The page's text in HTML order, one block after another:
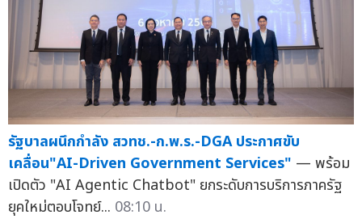
รัฐบาลผนึกกำลัง สวทช.-ก.พ.ร.-DGA ประกาศขับ
เคลื่อน"AI-Driven Government Services" — พร้อม
เปิดตัว "AI Agentic Chatbot" ยกระดับการบริการภาครัฐ
ยุคใหม่ตอบโจทย์... 08:10 น.